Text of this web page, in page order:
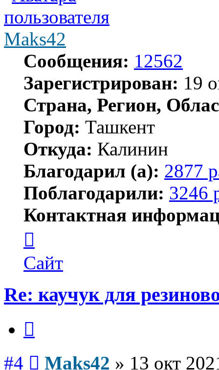
Maks42
Сообщения: 12562
Зарегистрирован: 19
Страна, Регион,
Город: Ташкент
Откуда: Калинин
Благодарил (а): 2877
Поблагодарили: 3246
Контактная
пользователя
Maks42
Сайт
Re: каучук для
#4 Maks42 » 13 окт